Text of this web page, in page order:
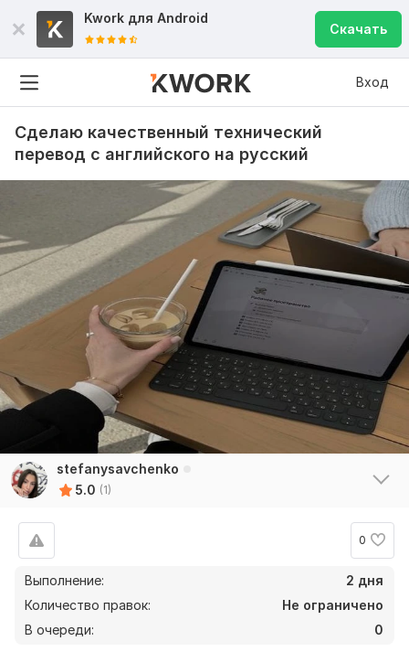
Kwork для Android
Скачать
Вход
Сделаю качественный технический
перевод с английского на русский
stefanysavchenko
5.0 (1)
0
Выполнение:
2 дня
Количество правок:
Не ограничено
В очереди:
0